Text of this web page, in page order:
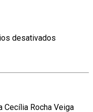
desativados
Museu
Cecília Rocha Veiga